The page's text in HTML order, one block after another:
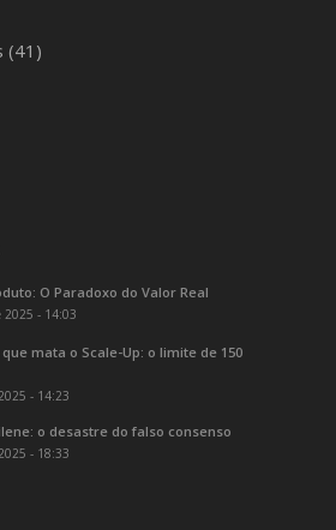
(41)
O Paradoxo do Valor Real
2025 - 14:03
mata o Scale-Up: o limite de 150
- 14:23
o desastre do falso consenso
- 18:33